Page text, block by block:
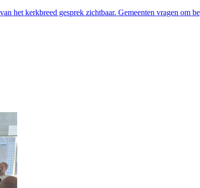
het kerkbreed gesprek zichtbaar. Gemeenten vragen